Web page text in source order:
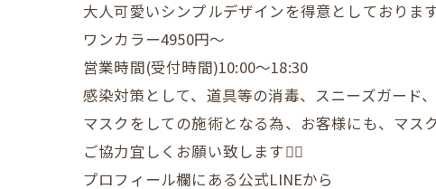
大人可愛いシンプルデザインを得意としておりま
ワンカラー4950円〜
営業時間(受付時間)10:00〜18:30
感染対策として、道具等の消毒、スニーズガード、
マスクをしての施術となる為、お客様にも、マス
ご協力宜しくお願い致します🙇‍♀️
プロフィール欄にある公式LINEから